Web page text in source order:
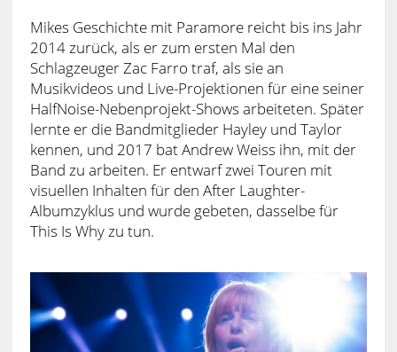
Mikes Geschichte mit Paramore reicht bis ins Jahr
2014 zurück, als er zum ersten Mal den
Schlagzeuger Zac Farro traf, als sie an
Musikvideos und Live-Projektionen für eine seiner
HalfNoise-Nebenprojekt-Shows arbeiteten. Später
lernte er die Bandmitglieder Hayley und Taylor
kennen, und 2017 bat Andrew Weiss ihn, mit der
Band zu arbeiten. Er entwarf zwei Touren mit
visuellen Inhalten für den After Laughter-
Albumzyklus und wurde gebeten, dasselbe für
This Is Why zu tun.